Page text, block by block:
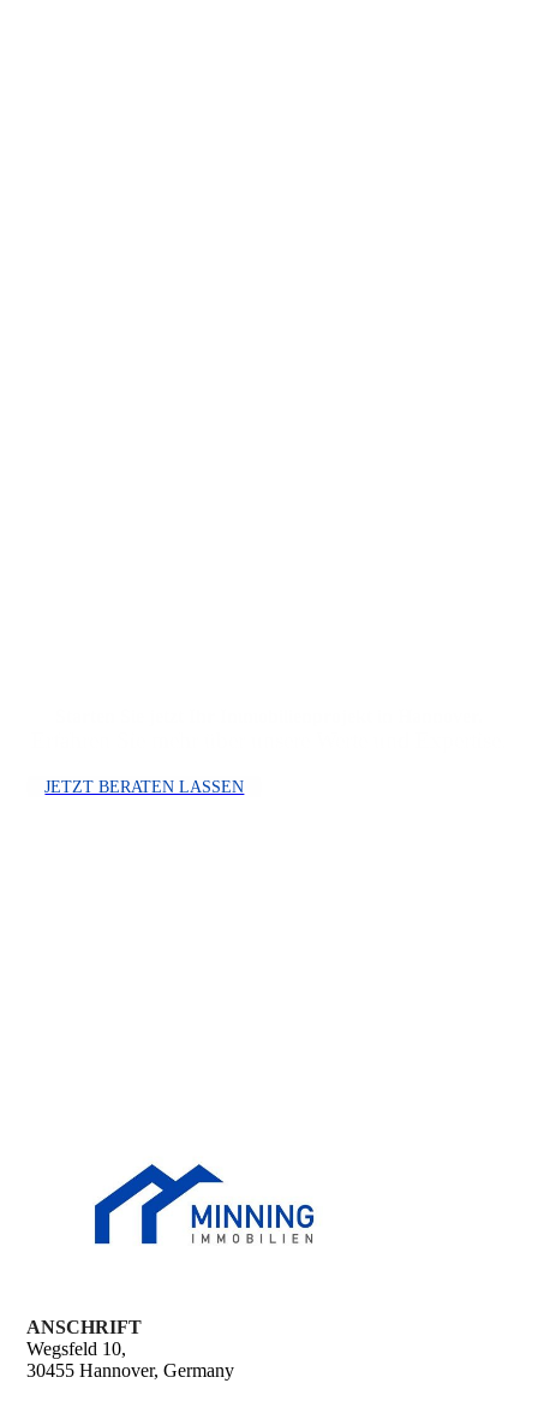
JETZT BERATEN LASSEN
ANSCHRIFT
Wegsfeld 10,
30455 Hannover, Germany